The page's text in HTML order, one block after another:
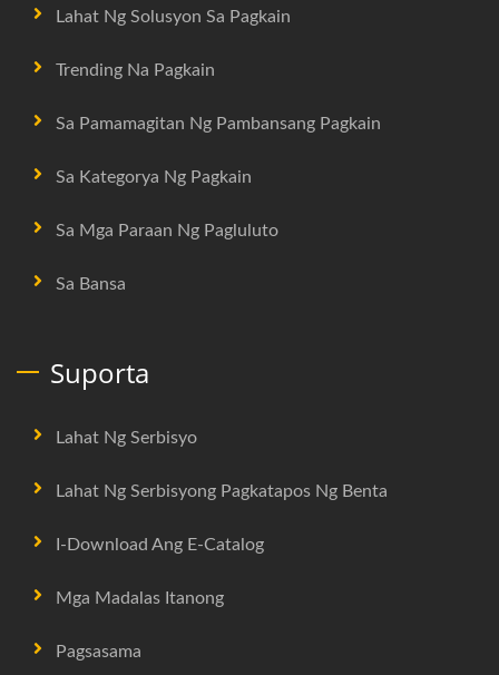
Lahat Ng Solusyon Sa Pagkain
Trending Na Pagkain
Sa Pamamagitan Ng Pambansang Pagkain
Sa Kategorya Ng Pagkain
Sa Mga Paraan Ng Pagluluto
Sa Bansa
Suporta
Lahat Ng Serbisyo
Lahat Ng Serbisyong Pagkatapos Ng Benta
I-Download Ang E-Catalog
Mga Madalas Itanong
Pagsasama